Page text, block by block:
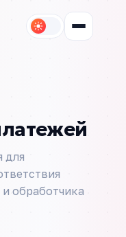
для
обработчика